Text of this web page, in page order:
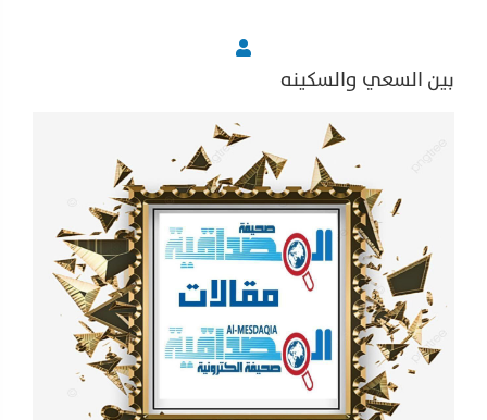
بين السعي والسكينه